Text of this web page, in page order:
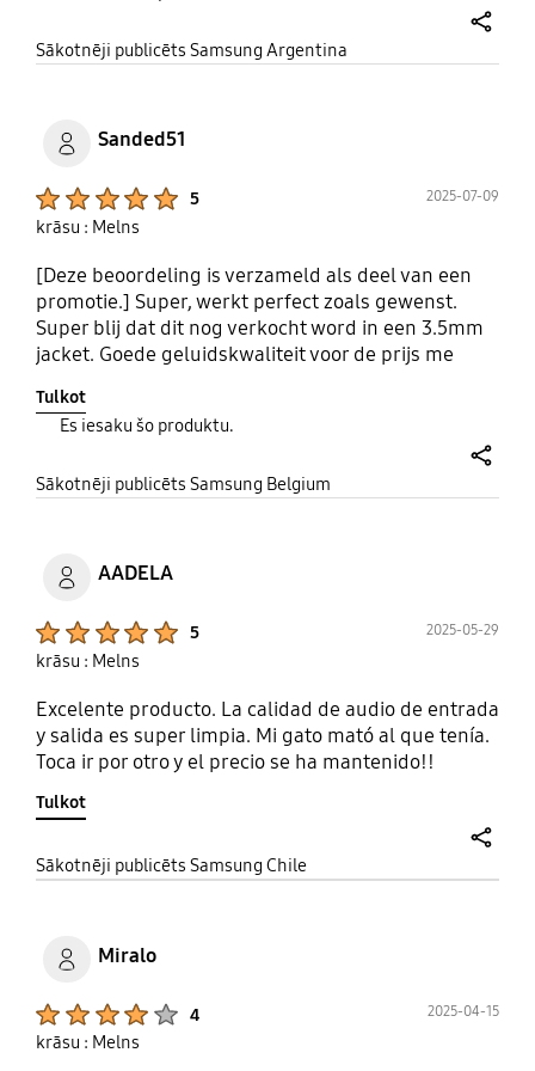
Sākotnēji publicēts Samsung Argentina
Sanded51
5 2025-07-09
krāsu : Melns
[Deze beoordeling is verzameld als deel van een
promotie.] Super, werkt perfect zoals gewenst.
Super blij dat dit nog verkocht word in een 3.5mm
jacket. Goede geluidskwaliteit voor de prijs me
Tulkot
Es iesaku šo produktu.
Sākotnēji publicēts Samsung Belgium
AADELA
5 2025-05-29
krāsu : Melns
Excelente producto. La calidad de audio de entrada
y salida es super limpia. Mi gato mató al que tenía.
Toca ir por otro y el precio se ha mantenido!!
Tulkot
Sākotnēji publicēts Samsung Chile
Miralo
4 2025-04-15
krāsu : Melns